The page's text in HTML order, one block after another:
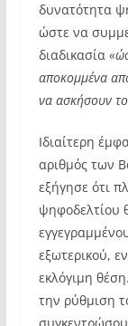
δυνατότητα
ώστε να
διαδικασία
αποκομμένα
να ασκήσουν το
Ιδιαίτερη
αριθμός των
εξήγησε ότι
ψηφοδελτίου
εξωτερικού,
εκλόγιμη
την ρύθμιση